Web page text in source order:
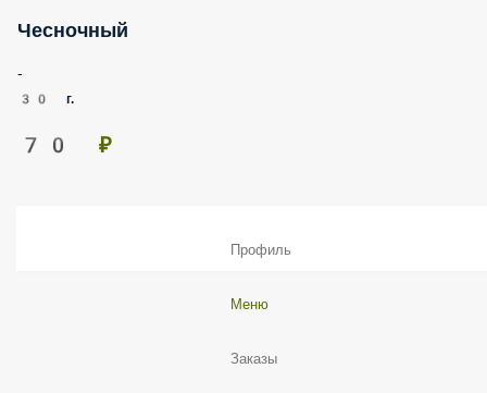
Чесночный
30 г.
70 ₽
Профиль
Меню
Заказы